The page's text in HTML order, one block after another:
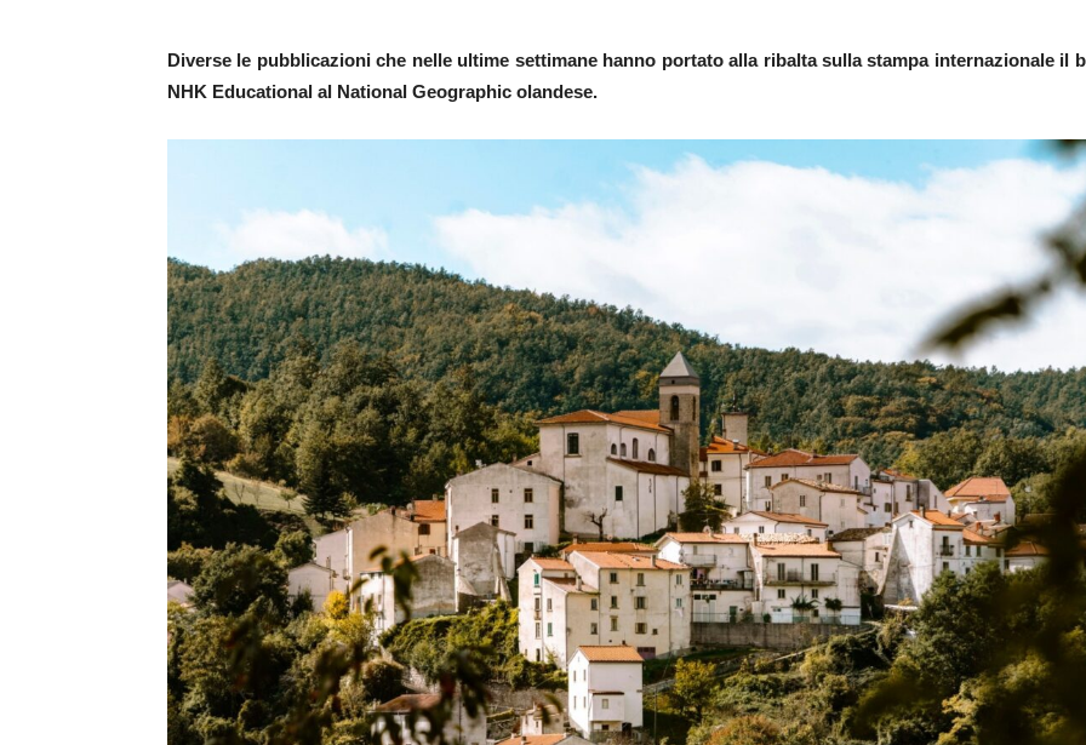
Diverse le pubblicazioni che nelle ultime settimane hanno portato alla ribalta sulla stampa internazionale il
NHK Educational al National Geographic olandese.